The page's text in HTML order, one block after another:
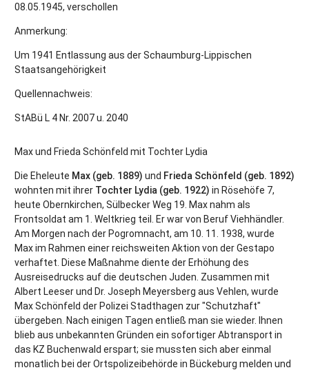
08.05.1945, verschollen
Anmerkung:
Um 1941 Entlassung aus der Schaumburg-Lippischen
Staatsangehörigkeit
Quellennachweis:
StABü L 4 Nr. 2007 u. 2040
Max und Frieda Schönfeld mit Tochter Lydia
Die Eheleute Max (geb. 1889) und Frieda Schönfeld (geb. 1892)
wohnten mit ihrer Tochter Lydia (geb. 1922) in Rösehöfe 7,
heute Obernkirchen, Sülbecker Weg 19. Max nahm als
Frontsoldat am 1. Weltkrieg teil. Er war von Beruf Viehhändler.
Am Morgen nach der Pogromnacht, am 10. 11. 1938, wurde
Max im Rahmen einer reichsweiten Aktion von der Gestapo
verhaftet. Diese Maßnahme diente der Erhöhung des
Ausreisedrucks auf die deutschen Juden. Zusammen mit
Albert Leeser und Dr. Joseph Meyersberg aus Vehlen, wurde
Max Schönfeld der Polizei Stadthagen zur "Schutzhaft"
übergeben. Nach einigen Tagen entließ man sie wieder. Ihnen
blieb aus unbekannten Gründen ein sofortiger Abtransport in
das KZ Buchenwald erspart; sie mussten sich aber einmal
monatlich bei der Ortspolizeibehörde in Bückeburg melden und